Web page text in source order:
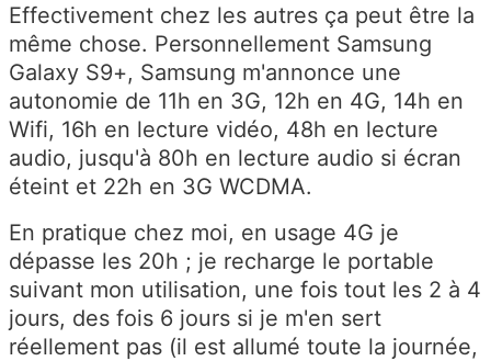
Effectivement chez les autres ça peut être la
même chose. Personnellement Samsung
Galaxy S9+, Samsung m'annonce une
autonomie de 11h en 3G, 12h en 4G, 14h en
Wifi, 16h en lecture vidéo, 48h en lecture
audio, jusqu'à 80h en lecture audio si écran
éteint et 22h en 3G WCDMA.
En pratique chez moi, en usage 4G je
dépasse les 20h ; je recharge le portable
suivant mon utilisation, une fois tout les 2 à 4
jours, des fois 6 jours si je m'en sert
réellement pas (il est allumé toute la journée,